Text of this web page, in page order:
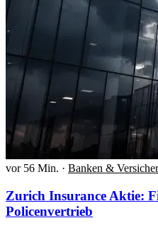
vor 56 Min. · Banken &
Zurich Insurance Aktie:
Policenvertrieb